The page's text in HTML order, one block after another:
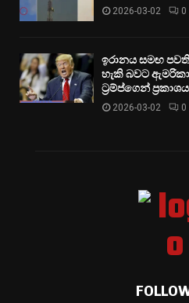
2026-03-02 0
ඉරානය සමඟ
හැකි බවට
ට්‍රම්ප්ගෙන්
2026-03-02 0